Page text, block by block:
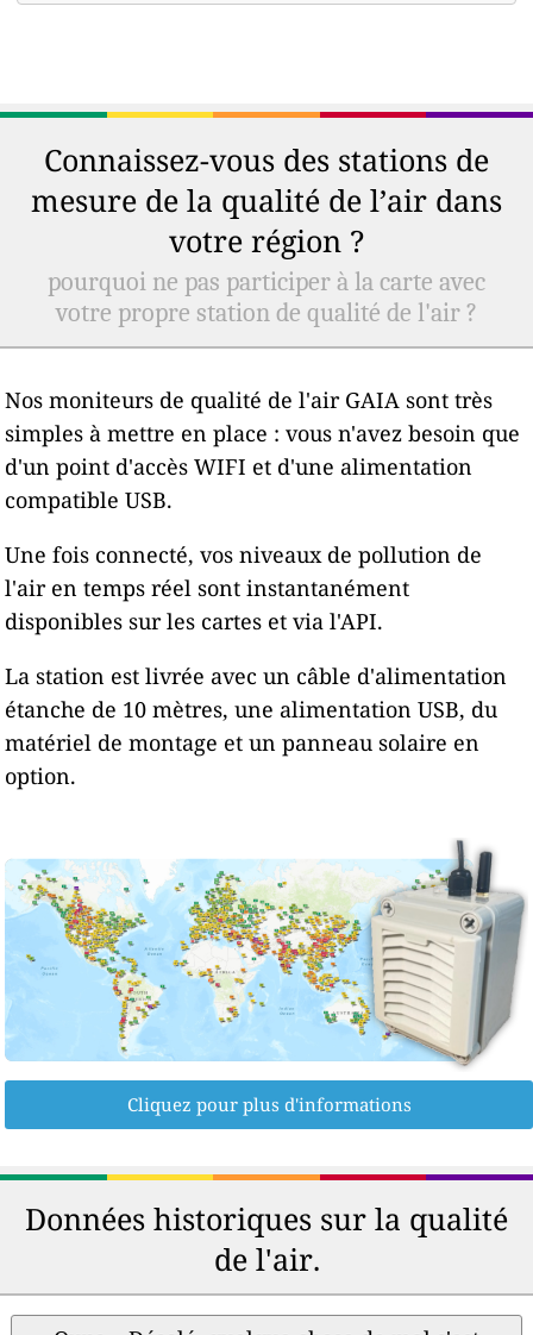
Connaissez-vous des stations de
mesure de la qualité de l’air dans
votre région ?
pourquoi ne pas participer à la carte avec
votre propre station de qualité de l'air ?
Nos moniteurs de qualité de l'air GAIA sont très
simples à mettre en place : vous n'avez besoin que
d'un point d'accès WIFI et d'une alimentation
compatible USB.
Une fois connecté, vos niveaux de pollution de
l'air en temps réel sont instantanément
disponibles sur les cartes et via l'API.
La station est livrée avec un câble d'alimentation
étanche de 10 mètres, une alimentation USB, du
matériel de montage et un panneau solaire en
option.
Cliquez pour plus d'informations
Données historiques sur la qualité
de l'air.